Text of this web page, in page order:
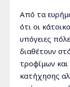
Από τα
ότι οι
υπόγειες
διαθέτουν
τροφίμων
κατήχησης